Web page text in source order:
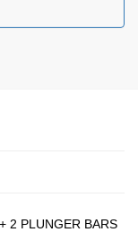
2 PLUNGER BARS